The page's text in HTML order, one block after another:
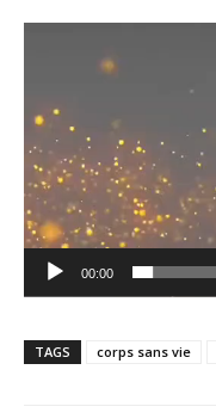
00:00
TAGS corps sans vie